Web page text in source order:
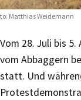
Matthias Weidemann
Vom 28. Juli bis
vom Abbaggern
statt. Und